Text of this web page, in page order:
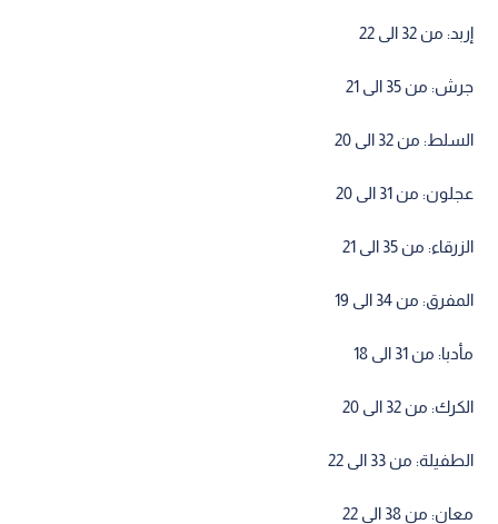
إربد: من 32 الى 22
جرش: من 35 الى 21
السلط: من 32 الى 20
عجلون: من 31 الى 20
الزرقاء: من 35 الى 21
المفرق: من 34 الى 19
مأدبا: من 31 الى 18
الكرك: من 32 الى 20
الطفيلة: من 33 الى 22
معان: من 38 الى 22